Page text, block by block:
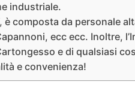
industriale.
è composta da personale
ecc ecc. Inoltre,
e di qualsiasi
e convenienza!